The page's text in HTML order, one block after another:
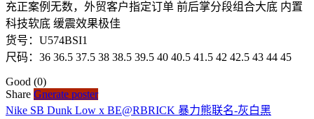
充正案例无数，外贸客户指定订单 前后掌分段组合大底 内置
科技软底 缓震效果极佳
货号：U574BSI1
尺码：36 36.5 37.5 38 38.5 39.5 40 40.5 41.5 42 42.5 43 44 45
Good (0)
Share Gnerate poster
Nike SB Dunk Low x BE@RBRICK 暴力熊联名-灰白黑